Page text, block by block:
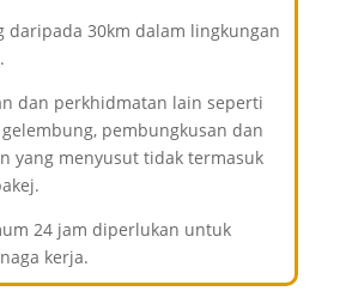
daripada 30km dalam lingkungan
dan perkhidmatan lain seperti
pembungkusan dan
yang menyusut tidak termasuk
24 jam diperlukan untuk
kerja.